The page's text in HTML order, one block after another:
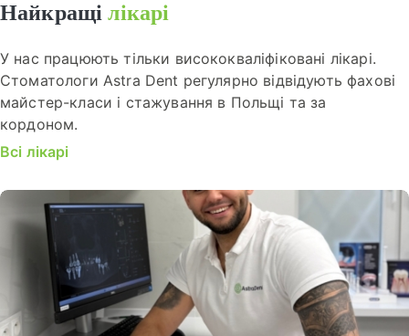
Найкращілікарі
У нас працюють тільки висококваліфіковані лікарі.
Стоматологи Astra Dent регулярно відвідують фахові
майстер-класи і стажування в Польщі та за
кордоном.
Всі лікарі